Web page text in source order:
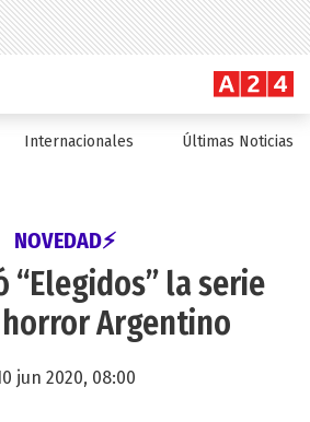
Internacionales Últimas Noticias
NOVEDAD⚡
“Elegidos” la serie
Argentino
jun 2020, 08:00